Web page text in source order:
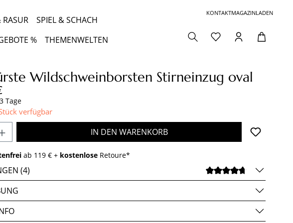
KONTAKTMAGAZINLADEN
RASUR
SPIEL & SCHACH
% THEMENWELTEN
Wildschweinborsten Stirneinzug oval
Preis:
Tage
verfügbar
Anzahl: Gib den gewünschten Wert ein oder benutze
IN DEN WARENKORB
ab 119 € + kostenlose Retoure*
(4)